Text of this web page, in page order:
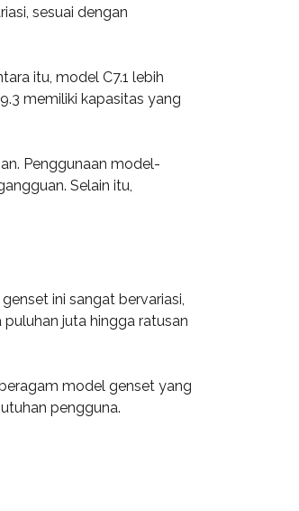
sesuai dengan
itu, model C7.1 lebih
memiliki kapasitas yang
Penggunaan model-
Selain itu,
ini sangat bervariasi,
juta hingga ratusan
model genset yang
pengguna.